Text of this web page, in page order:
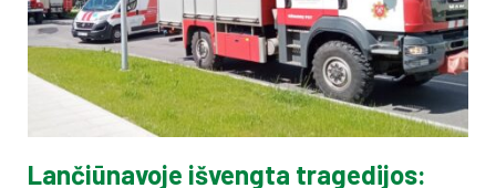
Lančiūnavoje išvengta tragedijos: